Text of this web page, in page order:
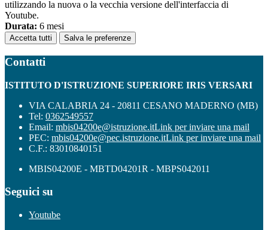
utilizzando la nuova o la vecchia versione dell'interfaccia di
Youtube.
Durata: 6 mesi
Accetta tutti Salva le preferenze
Contatti
ISTITUTO D'ISTRUZIONE SUPERIORE IRIS VERSARI
VIA CALABRIA 24 - 20811 CESANO MADERNO (MB)
Tel: 0362549557
Email: mbis04200e@istruzione.itLink per inviare una mail
PEC: mbis04200e@pec.istruzione.itLink per inviare una mail
C.F.: 83010840151
MBIS04200E - MBTD04201R - MBPS042011
Seguici su
Youtube